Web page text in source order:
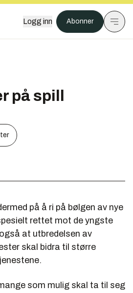
Logg inn Abonner
på spill
på å ri på bølgen av nye
rettet mot de yngste
at utbredelsen av
skal bidra til større
som mulig skal ta til seg